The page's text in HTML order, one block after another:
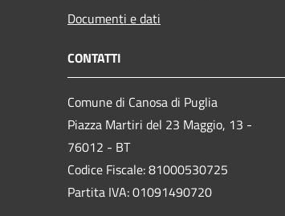
Documenti e dati
CONTATTI
Comune di Canosa di Puglia
Piazza Martiri del 23 Maggio, 13 -
76012 - BT
Codice Fiscale: 81000530725
Partita IVA: 01091490720